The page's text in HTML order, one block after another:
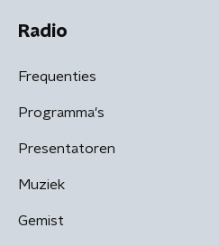
Radio
Frequenties
Programma's
Presentatoren
Muziek
Gemist